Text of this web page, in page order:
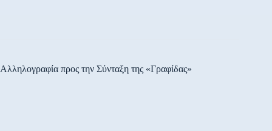
Αλληλογραφία προς την Σύνταξη της «Γραφίδας»